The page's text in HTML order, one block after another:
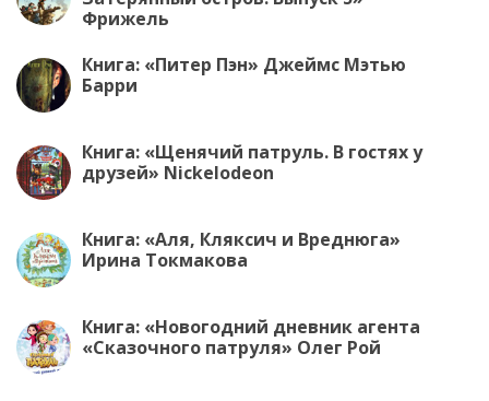
Фрижель
Книга: «Питер Пэн» Джеймс Мэтью
Барри
Книга: «Щенячий патруль. В гостях у
друзей» Nickelodeon
Книга: «Аля, Кляксич и Вреднюга»
Ирина Токмакова
Книга: «Новогодний дневник агента
«Сказочного патруля» Олег Рой